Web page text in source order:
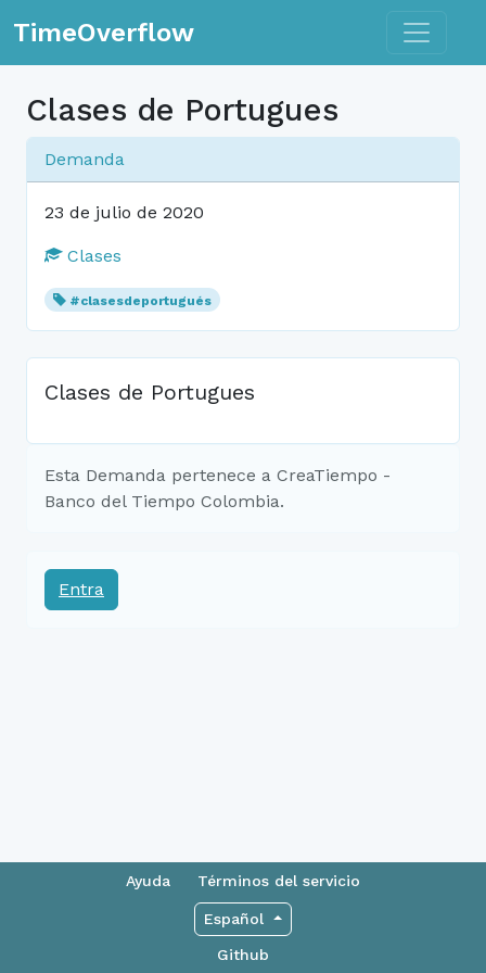
TimeOverflow Toggle
Clases de Portugues
Demanda
23 de julio de 2020
Clases
#clasesdeportugués
Clases de Portugues
Esta Demanda pertenece a CreaTiempo -
Banco del Tiempo Colombia.
Entra
Ayuda Términos del servicio
Español
Github